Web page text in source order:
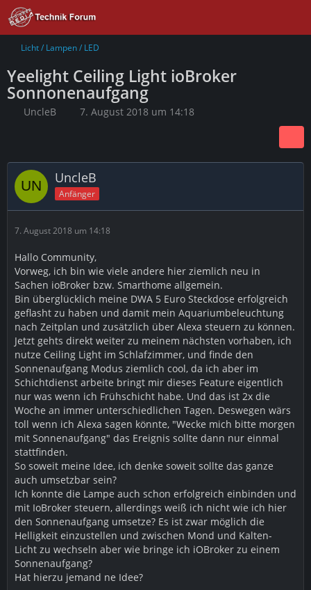
Licht / Lampen / LED
Yeelight Ceiling Light ioBroker
Sonnonenaufgang
UncleB 7. August 2018 um 14:18
UncleB
Anfänger
7. August 2018 um 14:18
Hallo Community,
Vorweg, ich bin wie viele andere hier ziemlich neu in
Sachen ioBroker bzw. Smarthome allgemein.
Bin überglücklich meine DWA 5 Euro Steckdose erfolgreich
geflasht zu haben und damit mein Aquariumbeleuchtung
nach Zeitplan und zusätzlich über Alexa steuern zu können.
Jetzt gehts direkt weiter zu meinem nächsten vorhaben, ich
nutze Ceiling Light im Schlafzimmer, und finde den
Sonnenaufgang Modus ziemlich cool, da ich aber im
Schichtdienst arbeite bringt mir dieses Feature eigentlich
nur was wenn ich Frühschicht habe. Und das ist 2x die
Woche an immer unterschiedlichen Tagen. Deswegen wärs
toll wenn ich Alexa sagen könnte, "Wecke mich bitte morgen
mit Sonnenaufgang" das Ereignis sollte dann nur einmal
stattfinden.
So soweit meine Idee, ich denke soweit sollte das ganze
auch umsetzbar sein?
Ich konnte die Lampe auch schon erfolgreich einbinden und
mit IoBroker steuern, allerdings weiß ich nicht wie ich hier
den Sonnenaufgang umsetze? Es ist zwar möglich die
Helligkeit einzustellen und zwischen Mond und Kalten-
Licht zu wechseln aber wie bringe ich iOBroker zu einem
Sonnenaufgang?
Hat hierzu jemand ne Idee?